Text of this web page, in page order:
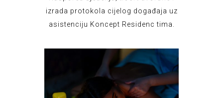
izrada protokola cijelog događaja uz
asistenciju Koncept Residenc tima.